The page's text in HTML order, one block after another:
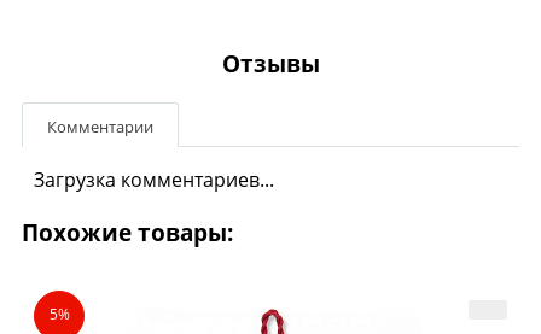
Отзывы
Комментарии
Загрузка комментариев...
Похожие товары:
5%